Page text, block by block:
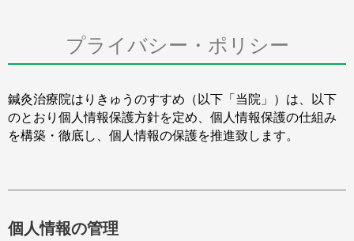
プライバシー・ポリシー
鍼灸治療院はりきゅうのすすめ（以下「当院」）は、以下
のとおり個人情報保護方針を定め、個人情報保護の仕組み
を構築・徹底し、個人情報の保護を推進致します。
個人情報の管理